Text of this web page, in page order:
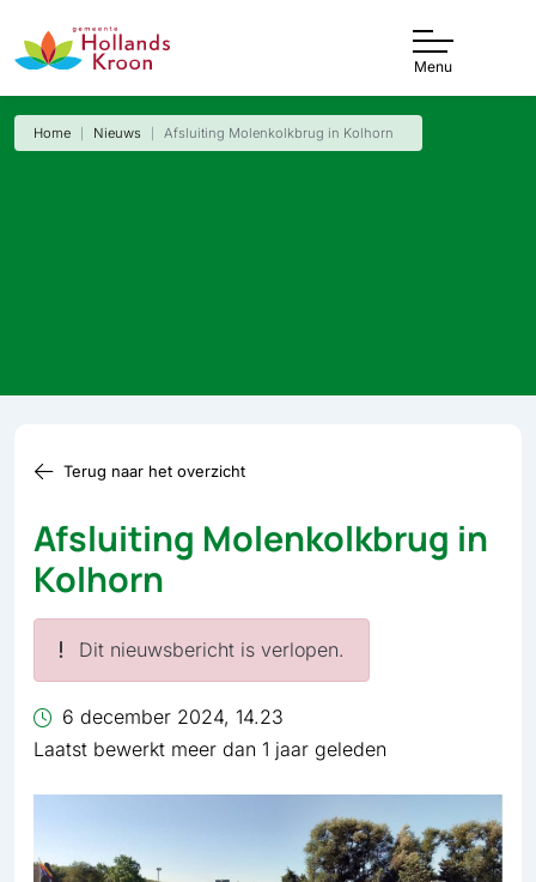
Menu
Home Nieuws Afsluiting Molenkolkbrug in Kolhorn
Terug naar het overzicht
Afsluiting Molenkolkbrug in
Kolhorn
Dit nieuwsbericht is verlopen.
6 december 2024, 14.23
Laatst bewerkt meer dan 1 jaar geleden